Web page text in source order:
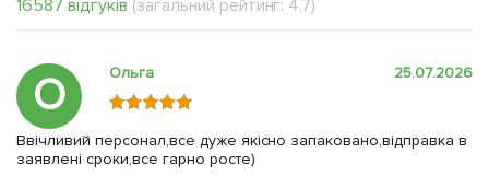
16587 відгуків (загальний рейтинг: 4.7)
О Ольга 25.07.2026
Ввічливий персонал,все дуже якісно запаковано,відправка в
заявлені сроки,все гарно росте)